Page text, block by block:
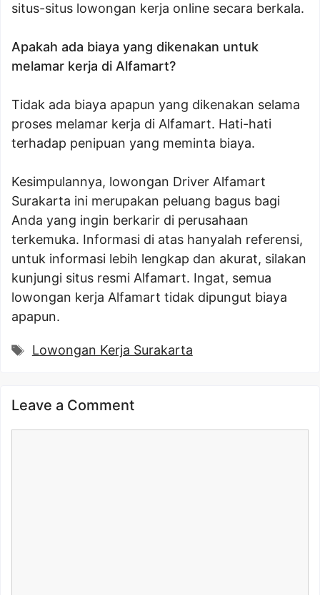
situs-situs lowongan kerja online secara berkala.
Apakah ada biaya yang dikenakan untuk
melamar kerja di Alfamart?
Tidak ada biaya apapun yang dikenakan selama
proses melamar kerja di Alfamart. Hati-hati
terhadap penipuan yang meminta biaya.
Kesimpulannya, lowongan Driver Alfamart
Surakarta ini merupakan peluang bagus bagi
Anda yang ingin berkarir di perusahaan
terkemuka. Informasi di atas hanyalah referensi,
untuk informasi lebih lengkap dan akurat, silakan
kunjungi situs resmi Alfamart. Ingat, semua
lowongan kerja Alfamart tidak dipungut biaya
apapun.
Tags
Lowongan Kerja Surakarta
Leave a Comment